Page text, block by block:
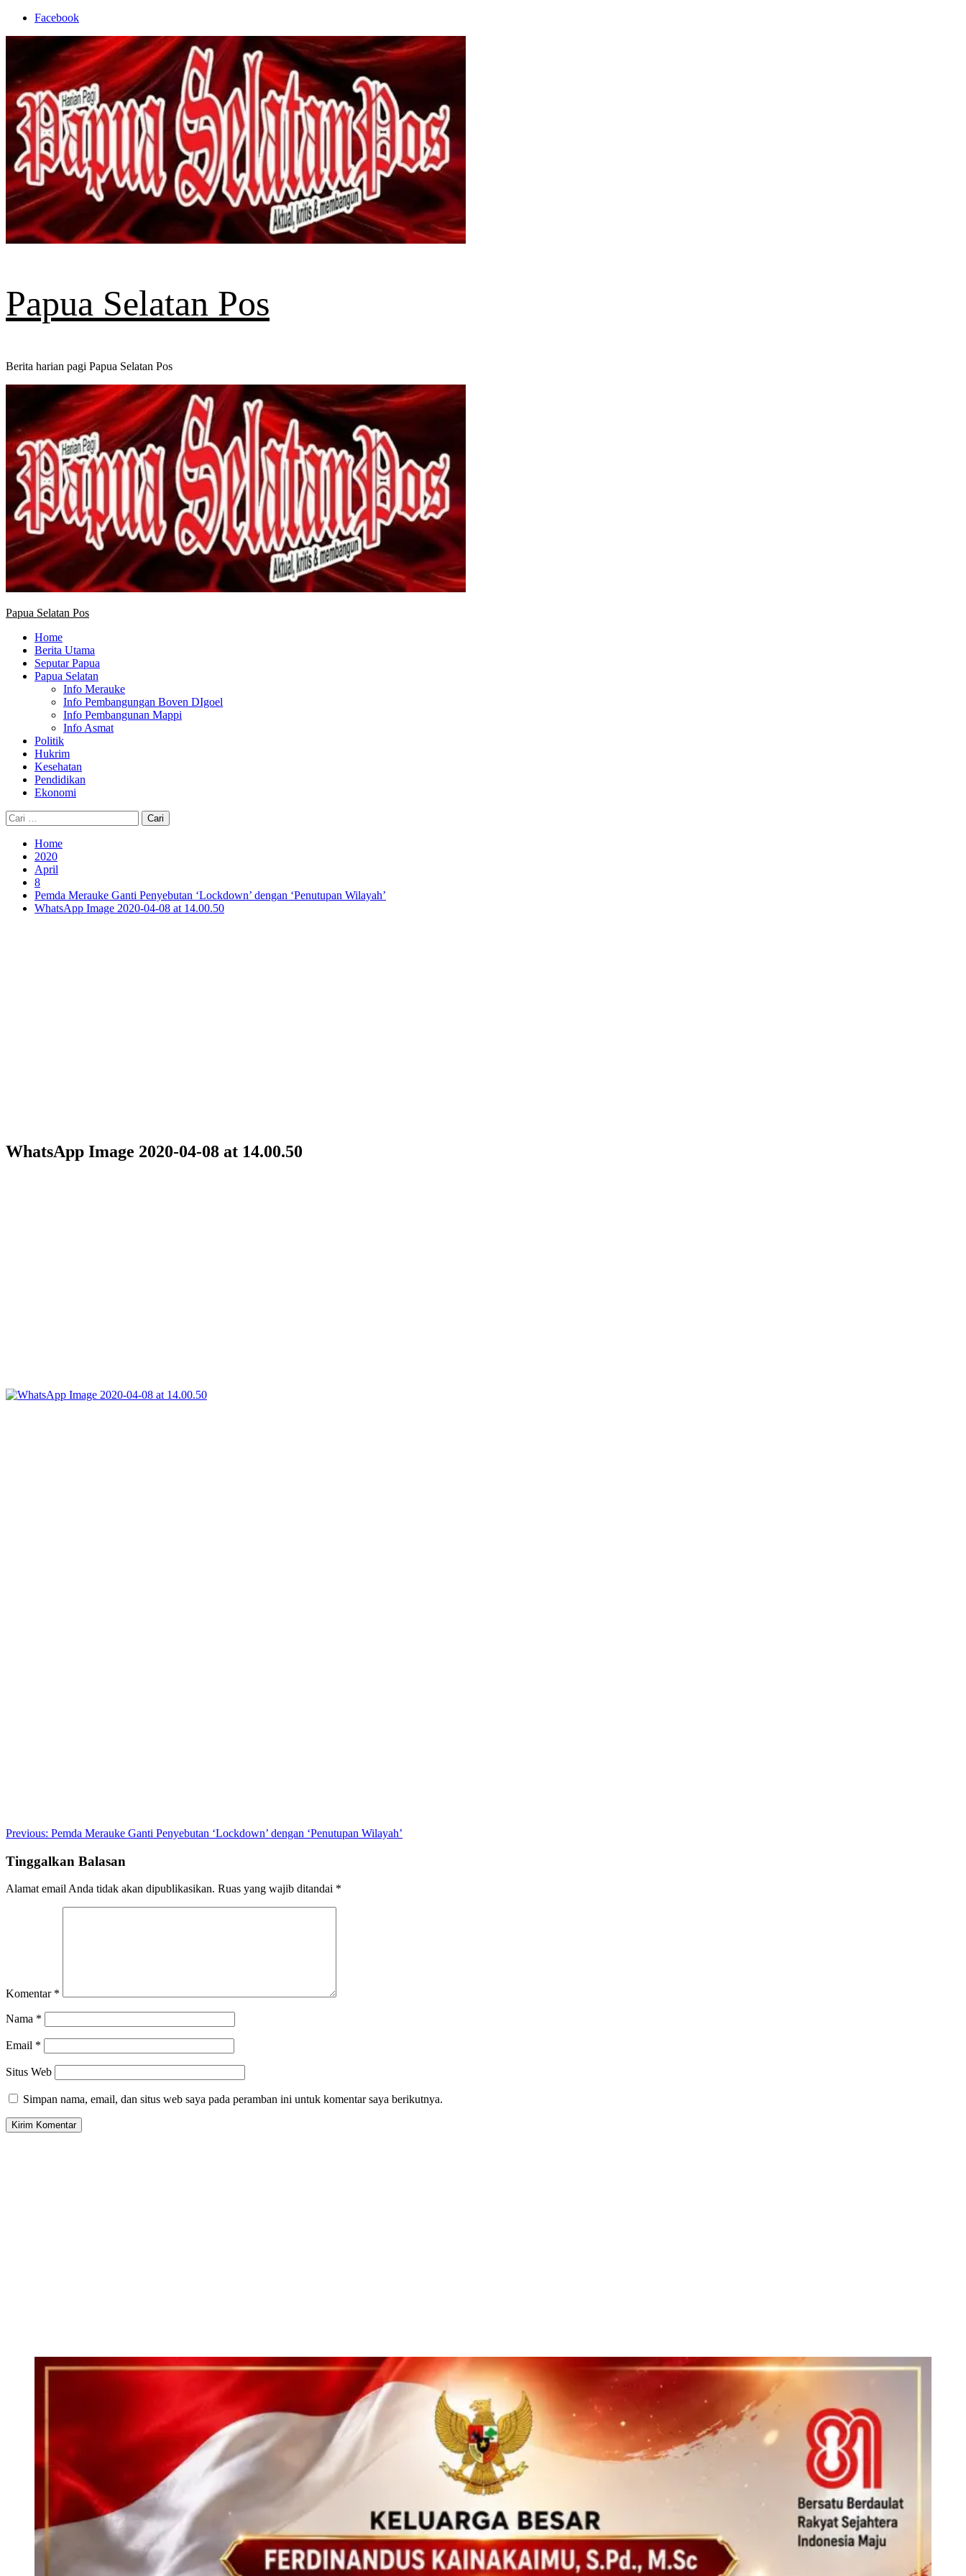
Skip
content
Facebook
Papua Selatan Pos
Berita harian pagi Papua Selatan Pos
Primary
Papua Selatan Pos
Home
Berita Utama
Seputar Papua
Papua Selatan
Info Merauke
Info Pembangungan Boven DIgoel
Info Pembangunan Mappi
Info Asmat
Politik
Hukrim
Kesehatan
Pendidikan
Ekonomi
Cari
untuk:
Home
2020
April
8
Pemda Merauke Ganti Penyebutan ‘Lockdown’ dengan ‘Penutupan Wilayah’
WhatsApp Image 2020-04-08 at 14.00.50
WhatsApp Image 2020-04-08 at 14.00.50
Post
navigation
Previous: Pemda Merauke Ganti Penyebutan ‘Lockdown’ dengan ‘Penutupan Wilayah’
Tinggalkan Balasan
Alamat email Anda tidak akan dipublikasikan. Ruas yang wajib ditandai *
Komentar *
Nama *
Email *
Situs Web
Simpan nama, email, dan situs web saya pada peramban ini untuk komentar saya berikutnya.